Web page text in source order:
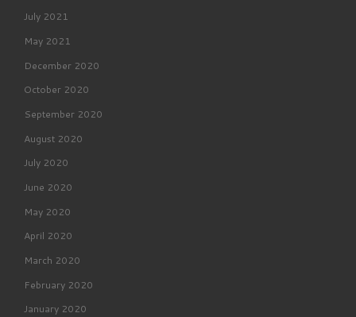
July 2021
May 2021
December 2020
October 2020
September 2020
August 2020
July 2020
June 2020
May 2020
April 2020
March 2020
February 2020
January 2020